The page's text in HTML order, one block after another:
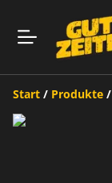
Start / Produkte /